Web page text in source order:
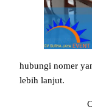
hubungi nomer
lebih lanjut.